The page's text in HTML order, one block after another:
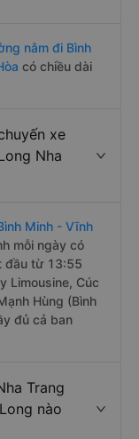
nằm đi Bình
có chiều dài
xe
Nha
Minh - Vĩnh
mỗi ngày có
đầu từ 13:55
Limousine, Cúc
Hùng (Bình
đủ cả ban
Trang
nào